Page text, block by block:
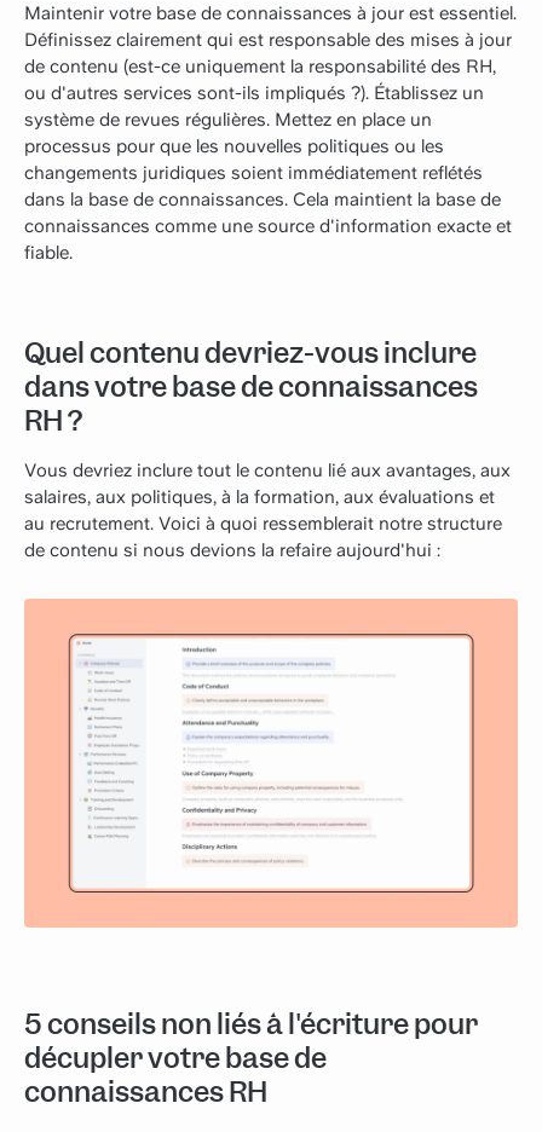
Maintenir votre base de connaissances à jour est essentiel.
Définissez clairement qui est responsable des mises à jour
de contenu (est-ce uniquement la responsabilité des RH,
ou d'autres services sont-ils impliqués ?). Établissez un
système de revues régulières. Mettez en place un
processus pour que les nouvelles politiques ou les
changements juridiques soient immédiatement reflétés
dans la base de connaissances. Cela maintient la base de
connaissances comme une source d'information exacte et
fiable.
Quel contenu devriez-vous inclure
dans votre base de connaissances
RH ?
Vous devriez inclure tout le contenu lié aux avantages, aux
salaires, aux politiques, à la formation, aux évaluations et
au recrutement. Voici à quoi ressemblerait notre structure
de contenu si nous devions la refaire aujourd'hui :
5 conseils non liés à l'écriture pour
décupler votre base de
connaissances RH